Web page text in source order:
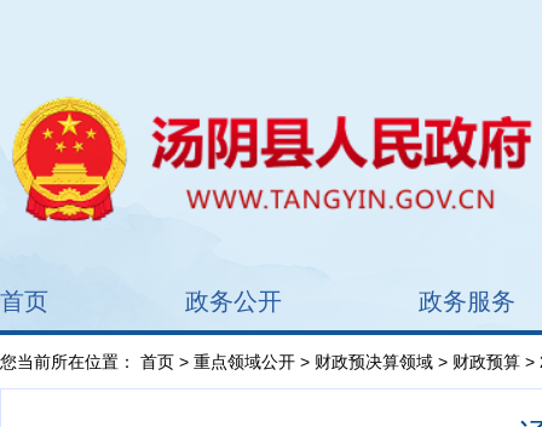
首页 政务公开 政务服务
您当前所在位置： 首页 > 重点领域公开 > 财政预决算领域 > 财政预算 >